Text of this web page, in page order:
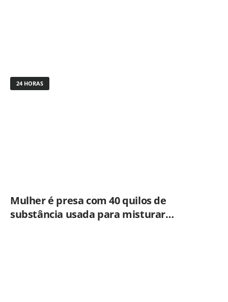
24 HORAS
Mulher é presa com 40 quilos de
substância usada para misturar